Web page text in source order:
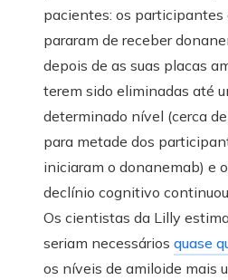
pacientes: os participantes
pararam de receber
depois de as suas placas
terem sido eliminadas até
determinado nível (cerca
para metade dos
iniciaram o donanemab) e
declínio cognitivo
Os cientistas da Lilly
seriam necessários quase
os níveis de amiloide mais